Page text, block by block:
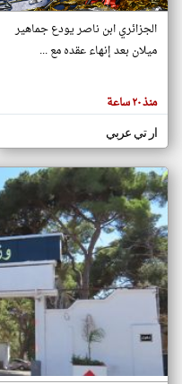
الموجوده
هنا عن
وجهة
كاتبيها.
الجزائري ابن ناصر يودع جماهير
ميلان بعد إنهاء عقده مع ...
منذ ٢٠ ساعة
ار تي عربي